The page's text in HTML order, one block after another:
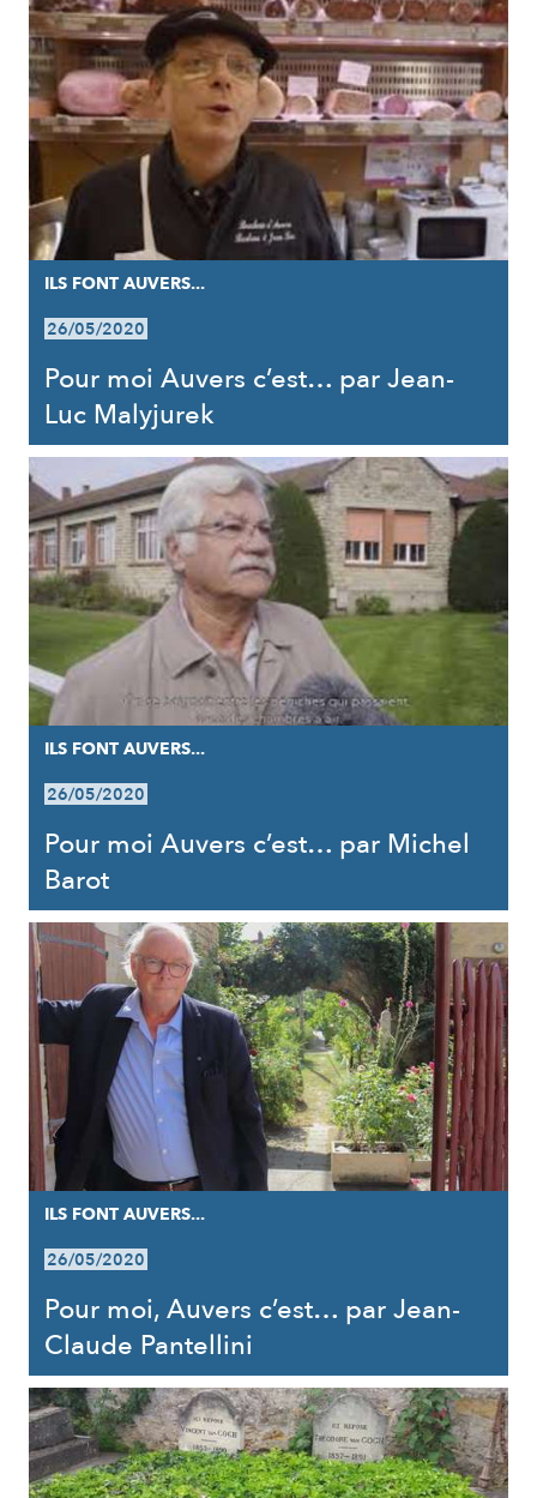
ILS FONT AUVERS...
26/05/2020
Pour moi Auvers c’est… par Jean-
Luc Malyjurek
ILS FONT AUVERS...
26/05/2020
Pour moi Auvers c’est… par Michel
Barot
ILS FONT AUVERS...
26/05/2020
Pour moi, Auvers c’est… par Jean-
Claude Pantellini